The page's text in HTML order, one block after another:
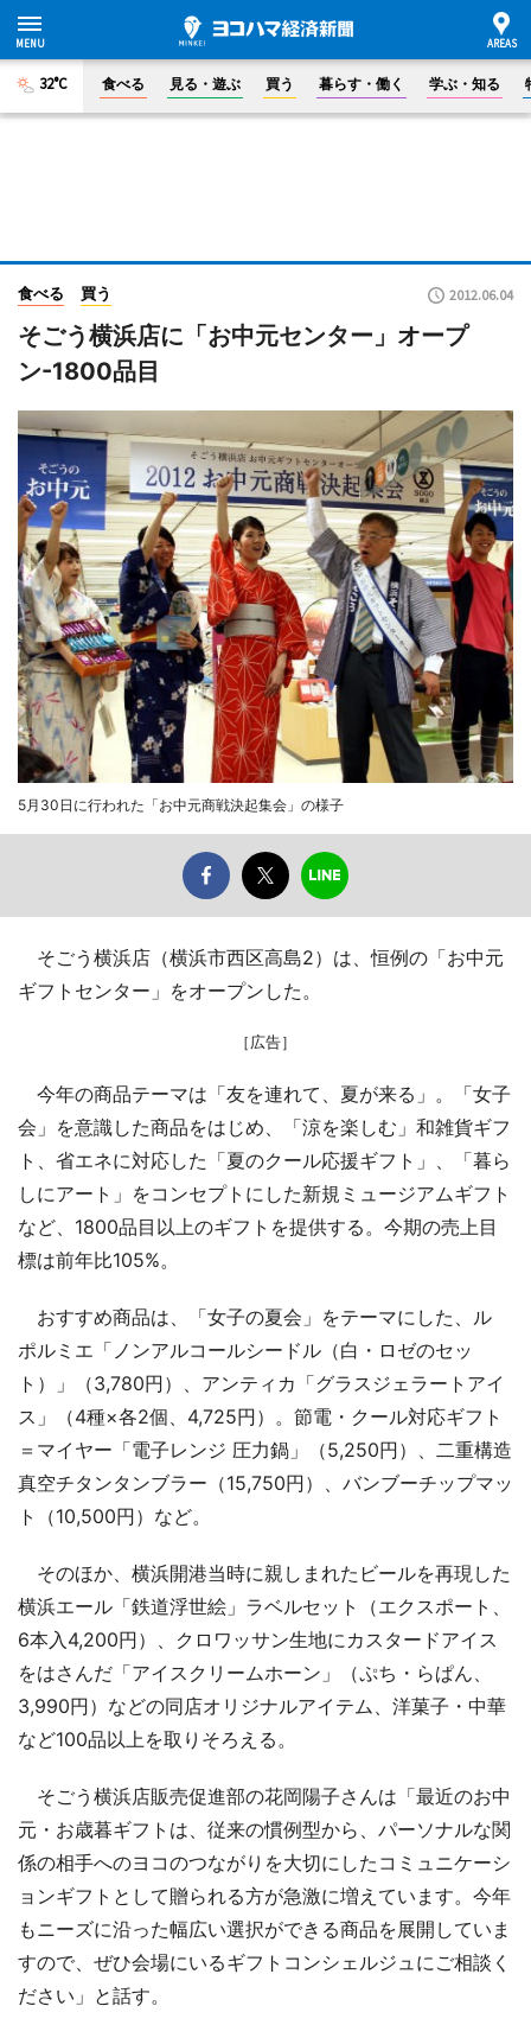
32°C 食べる 見る・遊ぶ 買う 暮らす・働く 学ぶ・知る
食べる 買う 2012.06.04
そごう横浜店に「お中元センター」オープ
ン-1800品目
5月30日に行われた「お中元商戦決起集会」の様子
そごう横浜店（横浜市西区高島2）は、恒例の「お中元
ギフトセンター」をオープンした。
［広告］
今年の商品テーマは「友を連れて、夏が来る」。「女子
会」を意識した商品をはじめ、「涼を楽しむ」和雑貨ギフ
ト、省エネに対応した「夏のクール応援ギフト」、「暮ら
しにアート」をコンセプトにした新規ミュージアムギフト
など、1800品目以上のギフトを提供する。今期の売上目
標は前年比105%。
おすすめ商品は、「女子の夏会」をテーマにした、ル
ポルミエ「ノンアルコールシードル（白・ロゼのセッ
ト）」（3,780円）、アンティカ「グラスジェラートアイ
ス」（4種×各2個、4,725円）。節電・クール対応ギフト
＝マイヤー「電子レンジ 圧力鍋」（5,250円）、二重構造
真空チタンタンブラー（15,750円）、バンブーチップマッ
ト（10,500円）など。
そのほか、横浜開港当時に親しまれたビールを再現した
横浜エール「鉄道浮世絵」ラベルセット（エクスポート、
6本入4,200円）、クロワッサン生地にカスタードアイス
をはさんだ「アイスクリームホーン」（ぷち・らぱん、
3,990円）などの同店オリジナルアイテム、洋菓子・中華
など100品以上を取りそろえる。
そごう横浜店販売促進部の花岡陽子さんは「最近のお中
元・お歳暮ギフトは、従来の慣例型から、パーソナルな関
係の相手へのヨコのつながりを大切にしたコミュニケーシ
ョンギフトとして贈られる方が急激に増えています。今年
もニーズに沿った幅広い選択ができる商品を展開していま
すので、ぜひ会場にいるギフトコンシェルジュにご相談く
ださい」と話す。